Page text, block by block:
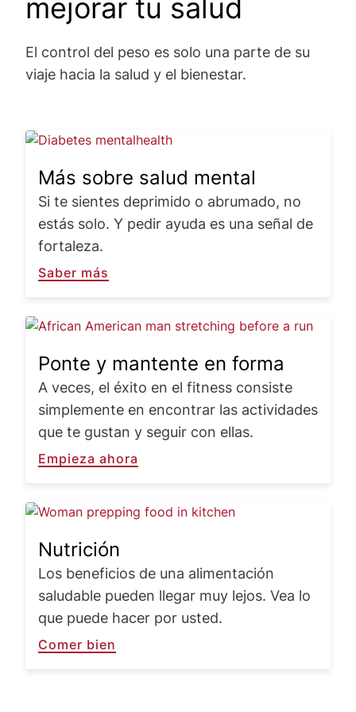
mejorar tu salud
El control del peso es solo una parte de su
viaje hacia la salud y el bienestar.
Image
Más sobre salud mental
Si te sientes deprimido o abrumado, no
estás solo. Y pedir ayuda es una señal de
fortaleza.
Saber más
Image
Ponte y mantente en forma
A veces, el éxito en el fitness consiste
simplemente en encontrar las actividades
que te gustan y seguir con ellas.
Empieza ahora
Image
Nutrición
Los beneficios de una alimentación
saludable pueden llegar muy lejos. Vea lo
que puede hacer por usted.
Comer bien